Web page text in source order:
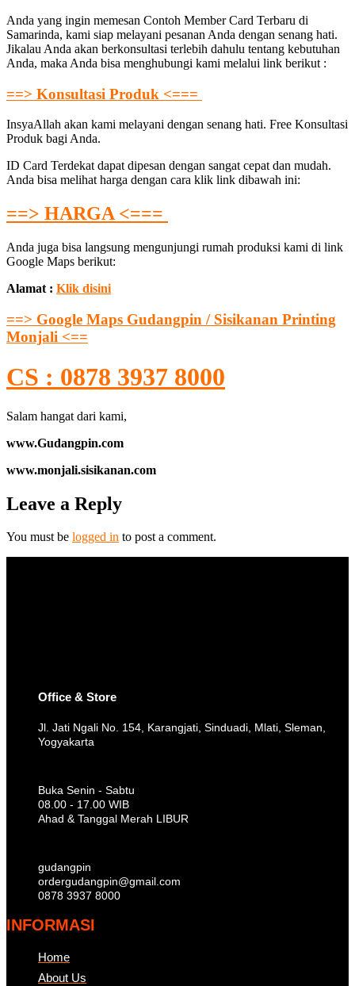
Anda yang ingin memesan Contoh Member Card Terbaru di
Samarinda, kami siap melayani pesanan Anda dengan senang hati.
Jikalau Anda akan berkonsultasi terlebih dahulu tentang kebutuhan
Anda, maka Anda bisa menghubungi kami melalui link berikut :
==> Konsultasi Produk <===
InsyaAllah akan kami melayani dengan senang hati. Free Konsultasi
Produk bagi Anda.
ID Card Terdekat dapat dipesan dengan sangat cepat dan mudah.
Anda bisa melihat harga dengan cara klik link dibawah ini:
==> HARGA <===
Anda juga bisa langsung mengunjungi rumah produksi kami di link
Google Maps berikut:
Alamat : Klik disini
==> Google Maps Gudangpin / Sisikanan Printing
Monjali <==
CS : 0878 3937 8000
Salam hangat dari kami,
www.Gudangpin.com
www.monjali.sisikanan.com
Leave a Reply
You must be logged in to post a comment.
Office & Store
Jl. Jati Ngali No. 154, Karangjati, Sinduadi, Mlati, Sleman,
Yogyakarta
Buka Senin - Sabtu
08.00 - 17.00 WIB
Ahad & Tanggal Merah LIBUR
gudangpin
ordergudangpin@gmail.com
0878 3937 8000
INFORMASI
Home
About Us